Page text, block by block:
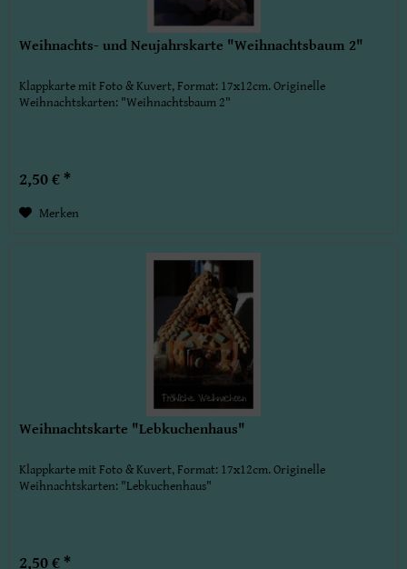
Weihnachts- und Neujahrskarte "Weihnachtsbaum 2"
Klappkarte mit Foto & Kuvert, Format: 17x12cm. Originelle
Weihnachtskarten: "Weihnachtsbaum 2"
2,50 € *
Merken
Weihnachtskarte "Lebkuchenhaus"
Klappkarte mit Foto & Kuvert, Format: 17x12cm. Originelle
Weihnachtskarten: "Lebkuchenhaus"
2,50 € *